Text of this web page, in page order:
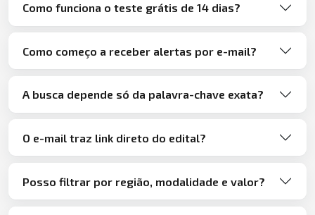
Como funciona o teste grátis de 14 dias?
Como começo a receber alertas por e-mail?
A busca depende só da palavra-chave exata?
O e-mail traz link direto do edital?
Posso filtrar por região, modalidade e valor?